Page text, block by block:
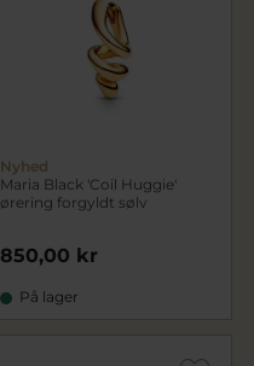
Nyhed
Maria Black 'Coil Huggie'
ørering forgyldt sølv
850,00 kr
På lager